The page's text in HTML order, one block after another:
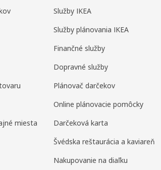
miesta
Služby IKEA
Služby plánovania IKEA
Finančné služby
Dopravné služby
Plánovač darčekov
Online plánovacie pomôcky
Darčeková karta
Švédska reštaurácia a kaviareň
Nakupovanie na diaľku